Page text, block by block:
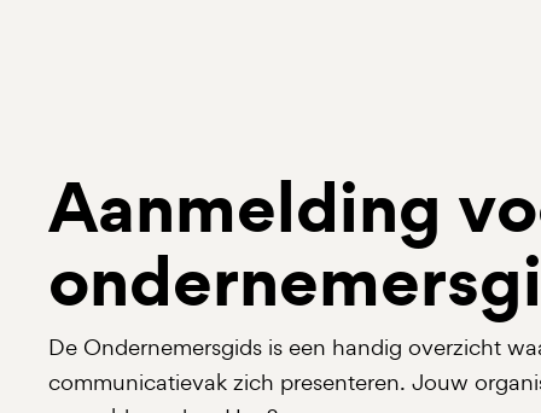
Aanmelding
De Ondernemersgids is een handig overzicht
communicatievak zich presenteren. Jouw